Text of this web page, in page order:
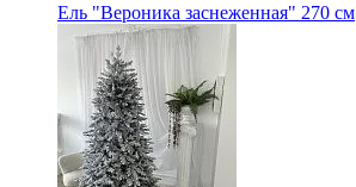
Ель "Вероника заснеженная" 270 см